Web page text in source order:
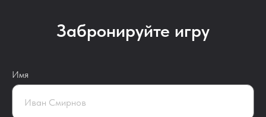
Забронируйте игру
Имя